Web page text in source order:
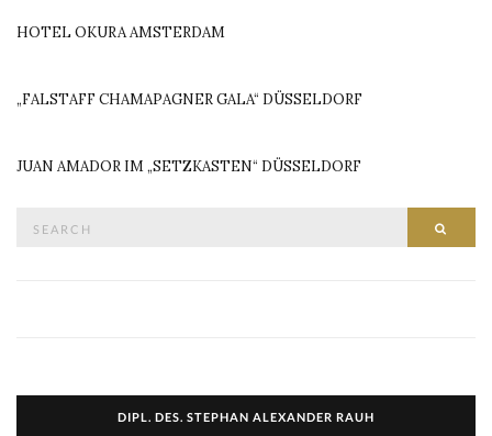
HOTEL OKURA AMSTERDAM
„FALSTAFF CHAMAPAGNER GALA“ DÜSSELDORF
JUAN AMADOR IM „SETZKASTEN“ DÜSSELDORF
DIPL. DES. STEPHAN ALEXANDER RAUH